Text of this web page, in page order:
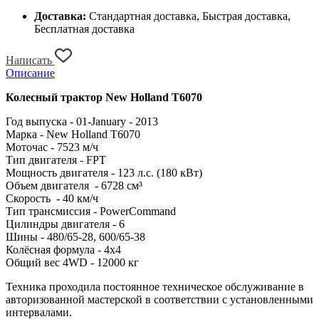
Доставка: Стандартная доставка, Быстрая доставка,
Бесплатная доставка
Написать
Описание
Колесный трактор New Holland T6070
Год выпуска - 01-January - 2013
Марка - New Holland T6070
Моточас - 7523 м/ч
Тип двигателя - FPT
Мощность двигателя - 123 л.с. (180 кВт)
Объем двигателя - 6728 см³
Скорость - 40 км/ч
Тип трансмиссия - PowerCommand
Цилиндры двигателя - 6
Шины - 480/65-28, 600/65-38
Колёсная формула - 4х4
Общий вес 4WD - 12000 кг
Техника проходила постоянное техническое обслуживание в
авторизованной мастерской в ​​соответствии с установленными
интервалами.